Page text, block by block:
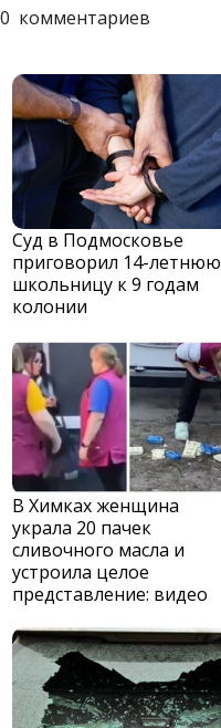
0 комментариев
Суд в Подмосковье
приговорил 14-летнюю
школьницу к 9 годам
колонии
В Химках женщина
украла 20 пачек
сливочного масла и
устроила целое
представление: видео